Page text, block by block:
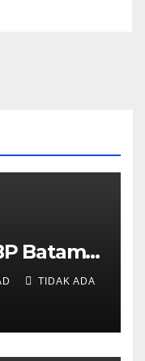
Batam
TIDAK ADA